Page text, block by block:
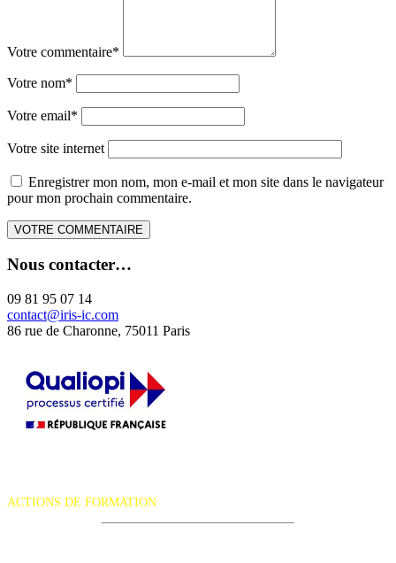
Votre commentaire*
Votre nom*
Votre email*
Votre site internet
Enregistrer mon nom, mon e-mail et mon site dans le navigateur
pour mon prochain commentaire.
Nous contacter…
09 81 95 07 14
contact@iris-ic.com
86 rue de Charonne, 75011 Paris
ACTIONS DE FORMATION